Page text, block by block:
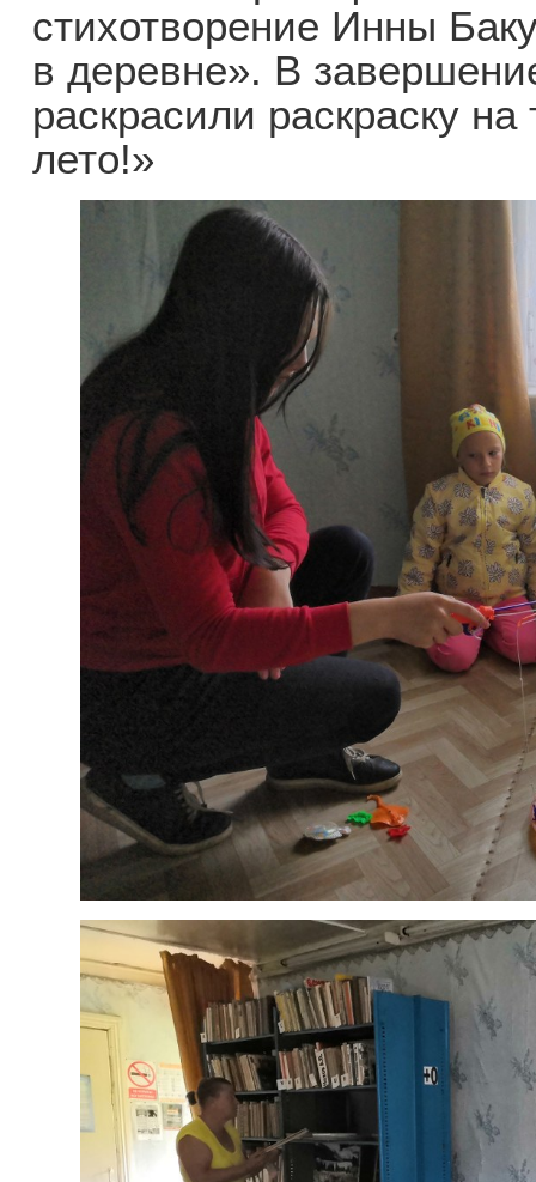
стихотворение Инны
в деревне». В
раскрасили раскраску
лето!»